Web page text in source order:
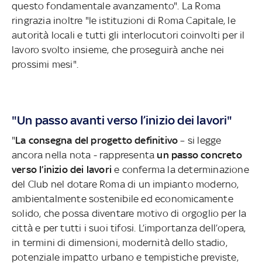
questo fondamentale avanzamento". La Roma
ringrazia inoltre "le istituzioni di Roma Capitale, le
autorità locali e tutti gli interlocutori coinvolti per il
lavoro svolto insieme, che proseguirà anche nei
prossimi mesi".
"Un passo avanti verso l’inizio dei lavori"
"La consegna del progetto definitivo – si legge
ancora nella nota - rappresentaun passo concreto
verso l’inizio dei lavori e conferma la determinazione
del Club nel dotare Roma di un impianto moderno,
ambientalmente sostenibile ed economicamente
solido, che possa diventare motivo di orgoglio per la
città e per tutti i suoi tifosi. L’importanza dell’opera,
in termini di dimensioni, modernità dello stadio,
potenziale impatto urbano e tempistiche previste,